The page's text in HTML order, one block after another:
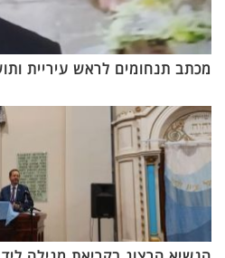
מכתב תנחומים לראש עיריית